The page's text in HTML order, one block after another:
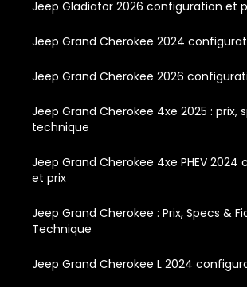
Jeep Gladiator 2026 configuration et
Jeep Grand Cherokee 2024
Jeep Grand Cherokee 2026
Jeep Grand Cherokee 4xe 2025 : prix,
technique
Jeep Grand Cherokee 4xe PHEV
et prix
Jeep Grand Cherokee : Prix, Specs &
Technique
Jeep Grand Cherokee L 2024